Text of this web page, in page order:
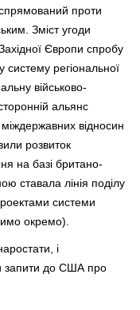
проти
Зміст угоди
Європи спробу
систему регіональної
військово-
альянс
відносин
розвиток
на базі британо-
ставала лінія поділу
системи
окремо).
і
запити до США про